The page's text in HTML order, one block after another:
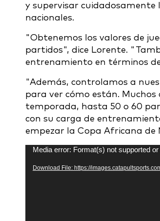
y supervisar cuidadosamente
nacionales.
"Obtenemos los valores de
partidos", dice Lorente.
entrenamiento en términos
"Además, controlamos a
para ver cómo están.
temporada, hasta 50 o 60
con su carga de
empezar la Copa Africana de
Video
Media error: Format(s) not supported
Download File: https://